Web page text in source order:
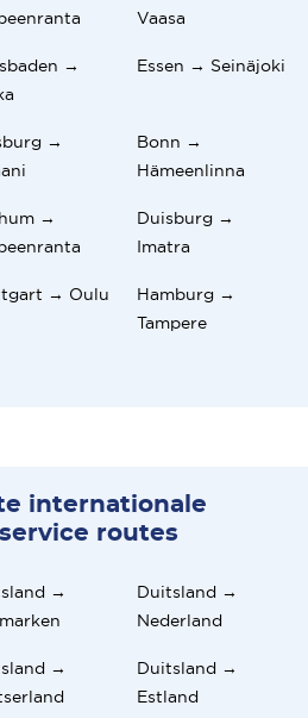
Vaasa
→
Essen → Seinäjoki
→
Bonn →
Hämeenlinna
→
Duisburg →
Imatra
→ Oulu
Hamburg →
Tampere
internationale
routes
→
Duitsland →
Nederland
→
Duitsland →
Estland